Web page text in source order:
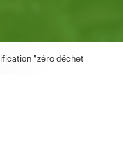
"zéro déchet